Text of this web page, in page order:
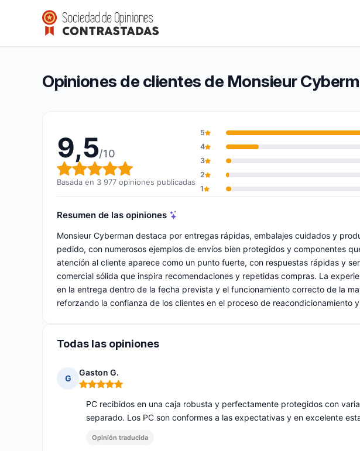
Monsieur Cyberman
Calificación global: 9,5 de 10
9,5/10(3 977 opiniones)
Opiniones de clientes de Monsieur
9,5/10
Calificación global: 9,5 de 10
Basada en 3 977 opiniones publicadas
5
4
3
2
1
Resumen de las opiniones
Monsieur Cyberman destaca por entregas rápidas, embalajes cuidados y
pedido, con numerosos ejemplos de envíos bien protegidos y componentes
atención al cliente aparece como un punto fuerte, con respuestas rápidas y
comercial sólida que inspira recomendaciones y repetidas compras. La
en la entrega dentro de la fecha prevista y el funcionamiento correcto de la
reforzando la confianza de los clientes en el proceso de reacondicionamiento
Todas las opiniones
G
Gaston G.
Nota: 5 de 5
PC recibidos en una caja robusta y perfectamente protegidos con
separado. Los PC son conformes a las expectativas y en excelente
Opinión traducida